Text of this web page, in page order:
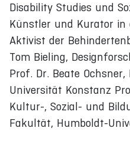
Disability Studies und
Künstler und Kurator in
Aktivist der
Tom Bieling,
Prof. Dr. Beate
Universität Konstanz
Kultur-, Sozial- und
Fakultät, Humboldt-